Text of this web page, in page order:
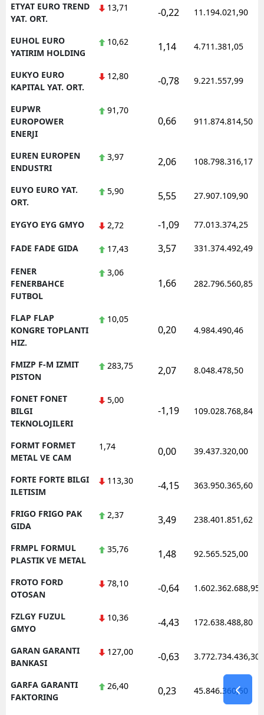
ETYAT EURO TREND
YAT. ORT.
13,71 -0,22 11.194.021,90
EUHOL EURO
YATIRIM HOLDING
10,62 1,14 4.711.381,05
EUKYO EURO
KAPITAL YAT. ORT.
12,80 -0,78 9.221.557,99
EUPWR
EUROPOWER
ENERJI
91,70
0,66 911.874.814,50
EUREN EUROPEN
ENDUSTRI
3,97 2,06 108.798.316,17
EUYO EURO YAT.
ORT.
5,90 5,55 27.907.109,90
EYGYO EYG GMYO 2,72 -1,09 77.013.374,25
FADE FADE GIDA 17,43 3,57 331.374.492,49
FENER
FENERBAHCE
FUTBOL
3,06
1,66 282.796.560,85
FLAP FLAP
KONGRE TOPLANTI
HIZ.
10,05
0,20 4.984.490,46
FMIZP F-M IZMIT
PISTON
283,75 2,07 8.048.478,50
FONET FONET
BILGI
TEKNOLOJILERI
5,00
-1,19 109.028.768,84
FORMT FORMET
METAL VE CAM
1,74 0,00 39.437.320,00
FORTE FORTE BILGI
ILETISIM
113,30 -4,15 363.950.365,60
FRIGO FRIGO PAK
GIDA
2,37 3,49 238.401.851,62
FRMPL FORMUL
PLASTIK VE METAL
35,76 1,48 92.565.525,00
FROTO FORD
OTOSAN
78,10 -0,64 1.602.362.688,95
FZLGY FUZUL
GMYO
10,36 -4,43 172.638.488,80
GARAN GARANTI
BANKASI
127,00 -0,63 3.772.734.436,30
GARFA GARANTI
FAKTORING
26,40 0,23 45.846.360,50